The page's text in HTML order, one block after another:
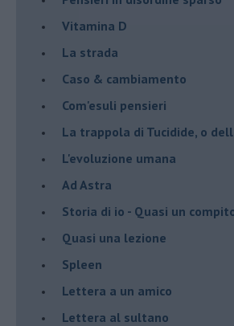
Vitamina D
La strada
Caso & cambiamento
Com'esuli pensieri
La trappola di Tucidide, o
L'evoluzione umana
Ad Astra
Storia di io - Quasi un
Quasi una lezione
Spleen
Lettera a un amico
Lettera al sultano